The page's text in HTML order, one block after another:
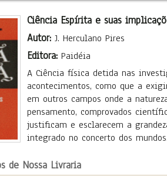
Ciência Espírita e suas
Autor: J. Herculano Pires
Editora: Paidéia
A Ciência física detida nas
acontecimentos, como que a
em outros campos onde a
pensamento, comprovados
justificam e esclarecem a
integrado no concerto dos
de Nossa Livraria